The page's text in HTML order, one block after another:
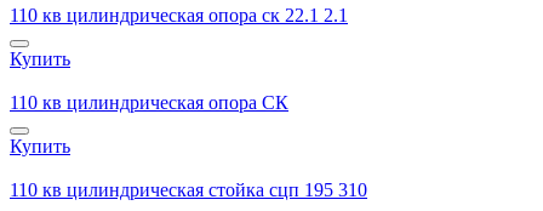
110 кв цилиндрическая опора ск 22.1 2.1
Купить
110 кв цилиндрическая опора СК
Купить
110 кв цилиндрическая стойка сцп 195 310